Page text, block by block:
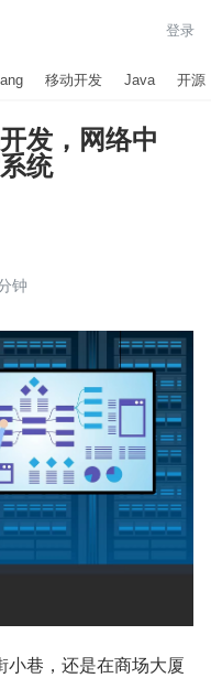
登录
移动开发 Java 开源
发，网络中
统
钟